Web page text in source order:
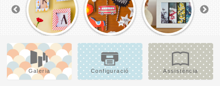
Galeria Configuració Assistència